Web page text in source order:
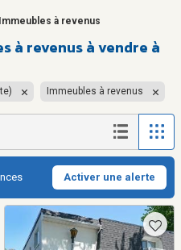
Immeubles à revenus
à revenus à vendre à
Immeubles à revenus
Activer une alerte